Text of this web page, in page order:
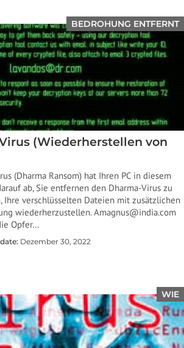
BEDROHUNG ENTFERNT
(Wiederherstellen von
(Dharma Ransom) hat Ihren PC in diesem
ab, Sie entfernen den Dharma-Virus zu
Ihre verschlüsselten Dateien mit zusätzlichen
wiederherzustellen. Amagnus@india.com
Opfer…
Dezember 30, 2022
WIE